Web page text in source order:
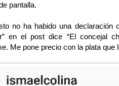
pantalla.
no ha habido una declaración
en el post dice “El concejal
Me pone precio con la plata que